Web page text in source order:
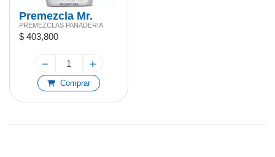
Premezcla Mr.
Frank Base 25kg
PREMEZCLAS PANADERIA
$ 403,800
Comprar